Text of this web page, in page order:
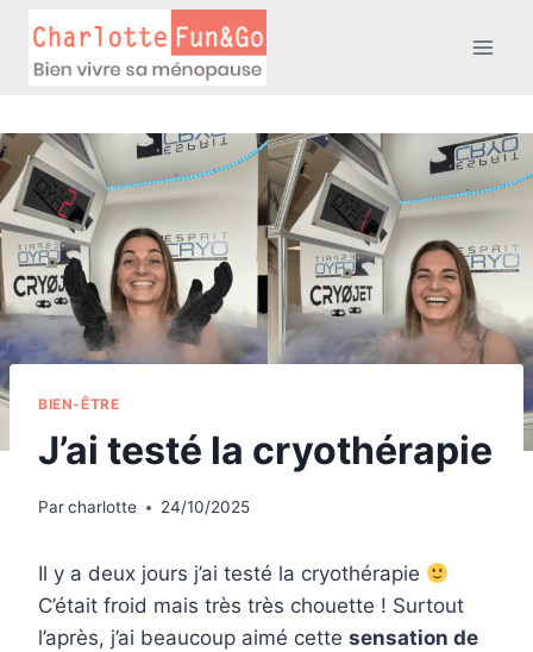
contenu
BIEN-ÊTRE
J’ai testé la cryothérapie
Parcharlotte 24/10/2025
Il y a deux jours j’ai testé la cryothérapie
C’était froid mais très très chouette ! Surtout
l’après, j’ai beaucoup aimé cette sensation de